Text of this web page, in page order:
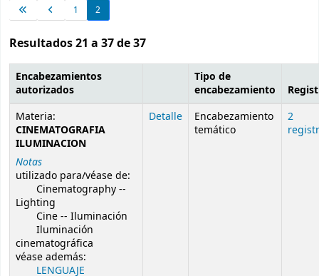
1 2
Resultados 21 a 37 de 37
Resultados de búsqueda de autoridad
Encabezamientos
autorizados
Tipo de
encabezamiento
Materia:
CINEMATOGRAFIA
ILUMINACION
Notas
utilizado para/véase de:
Cinematography --
Lighting
Cine -- Iluminación
Iluminación
cinematográfica
véase además:
LENGUAJE
Detalle
Encabezamiento
temático
2